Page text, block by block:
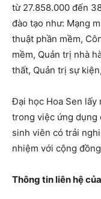
từ 27.858.000 đến
đào tạo như: Mạng
thuật phần mềm,
mềm, Quản trị nhà
thất, Quản trị sự
Đại học Hoa Sen lấy
trong việc ứng dụng
sinh viên có trải
nhiệm với cộng
Thông tin liên hệ